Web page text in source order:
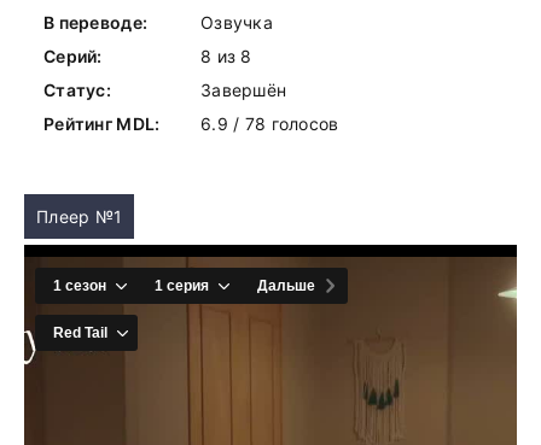
В переводе:
Озвучка
Серий:
8 из 8
Статус:
Завершён
Рейтинг MDL:
6.9 / 78 голосов
Плеер №1